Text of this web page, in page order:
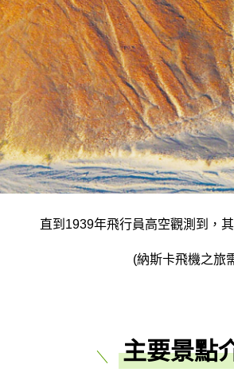
直到1939年飛行員高空觀測到，
(納斯卡飛機之旅
主要景點